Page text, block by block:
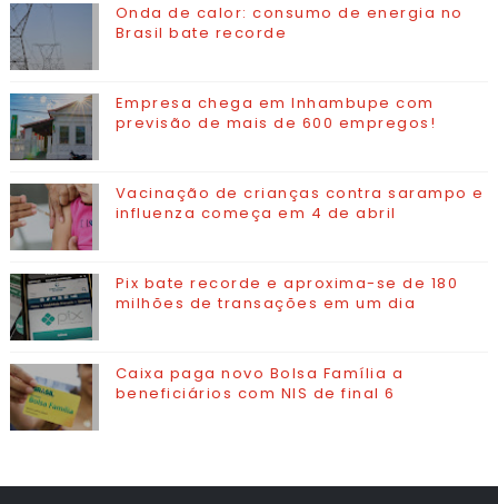
Onda de calor: consumo de energia no
Brasil bate recorde
Empresa chega em Inhambupe com
previsão de mais de 600 empregos!
Vacinação de crianças contra sarampo e
influenza começa em 4 de abril
Pix bate recorde e aproxima-se de 180
milhões de transações em um dia
Caixa paga novo Bolsa Família a
beneficiários com NIS de final 6